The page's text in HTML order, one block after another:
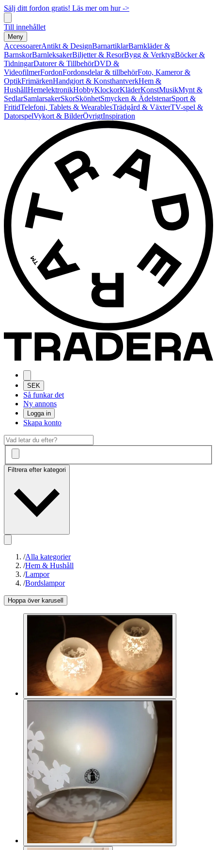
Sälj ditt fordon gratis! Läs mer om hur ->
Till innehållet
Meny
AccessoarerAntikt & DesignBarnartiklarBarnkläder &
BarnskorBarnleksakerBiljetter & ResorBygg & VerktygBöcker &
TidningarDatorer & TillbehörDVD &
VideofilmerFordonFordonsdelar & tillbehörFoto, Kameror &
OptikFrimärkenHandgjort & KonsthantverkHem &
HushållHemelektronikHobbyKlockorKläderKonstMusikMynt &
SedlarSamlarsakerSkorSkönhetSmycken & ÄdelstenarSport &
FritidTelefoni, Tablets & WearablesTrädgård & VäxterTV-spel &
DatorspelVykort & BilderÖvrigtInspiration
SEK
Så funkar det
Ny annons
Logga in
Skapa konto
Filtrera efter kategori
/Alla kategorier
/Hem & Hushåll
/Lampor
/Bordslampor
Hoppa över karusell